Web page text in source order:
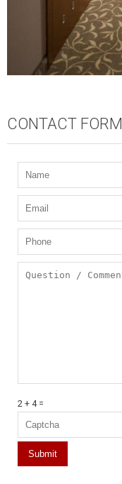
CONTACT FORM
2 + 4 =